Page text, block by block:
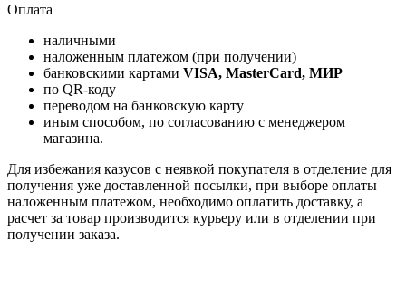
Оплата
наличными
наложенным платежом (при получении)
банковскими картами VISA, MasterCard, МИР
по QR-коду
переводом на банковскую карту
иным способом, по согласованию с менеджером
магазина.
Для избежания казусов с неявкой покупателя в отделение для
получения уже доставленной посылки, при выборе оплаты
наложенным платежом, необходимо оплатить доставку, а
расчет за товар производится курьеру или в отделении при
получении заказа.